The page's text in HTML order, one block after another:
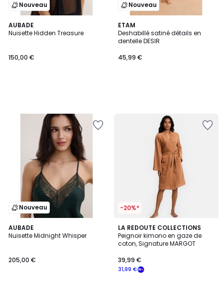
Nouveau
AUBADE
Nuisette Hidden Treasure
150,00 €
Nouveau
ETAM
Deshabillé satiné détails en
dentelle DESIR
45,99 €
Nouveau
AUBADE
Nuisette Midnight Whisper
205,00 €
2
Couleurs
-20%*
LA REDOUTE COLLECTIONS
Peignoir kimono en gaze de
coton, Signature MARGOT
31,99 €
39,99 €
4,5
/ 5
3
Couleurs